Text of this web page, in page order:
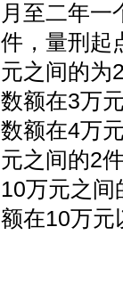
月至二年一
件，量刑起
元之间的为
数额在3万
数额在4万
元之间的2
10万元之
额在10万元